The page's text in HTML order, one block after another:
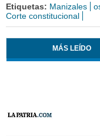
Etiquetas: Manizales
Corte constitucional
MÁS LEÍDO